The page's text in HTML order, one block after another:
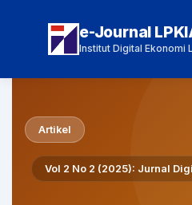
e-Journal
Institut Digital Ekonomi
Artikel
Vol 2 No 2 (2025): Jurnal